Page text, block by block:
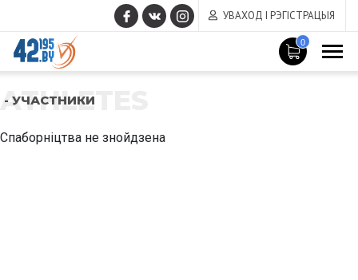
УВАХОД І РЭГІСТРАЦЫЯ
0
ATHLETES
- УЧАСТНИКИ
Спаборніцтва не знойдзена